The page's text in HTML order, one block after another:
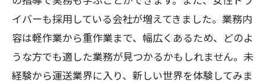
イバーも採用している会社が増えてきました。業務内
容は軽作業から重作業まで、幅広くあるため、どのよ
うな方でも適した業務が見つかるかもしれません。未
経験から運送業界に入り、新しい世界を体験してみま